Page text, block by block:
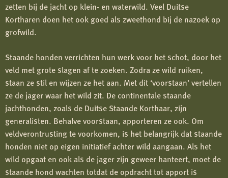
zetten bij de jacht op klein- en waterwild. Veel Duitse
Kortharen doen het ook goed als zweethond bij de nazoek op
grofwild.
Staande honden verrichten hun werk voor het schot, door het
veld met grote slagen af te zoeken. Zodra ze wild ruiken,
staan ze stil en wijzen ze het aan. Met dit ‘voorstaan’ vertellen
ze de jager waar het wild zit. De continentale staande
jachthonden, zoals de Duitse Staande Korthaar, zijn
generalisten. Behalve voorstaan, apporteren ze ook. Om
veldverontrusting te voorkomen, is het belangrijk dat staande
honden niet op eigen initiatief achter wild aangaan. Als het
wild opgaat en ook als de jager zijn geweer hanteert, moet de
staande hond wachten totdat de opdracht tot apport is